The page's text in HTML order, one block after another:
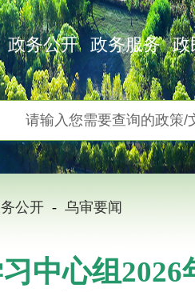
政务公开 政务服务 政
公开 - 乌审要闻
中心组